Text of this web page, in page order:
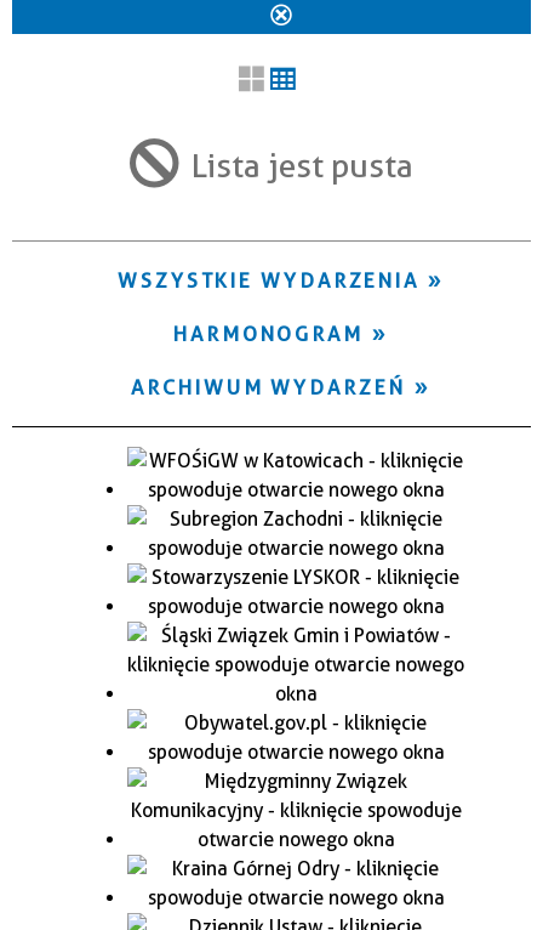
Trwające w zakresie
filtr
Lista jest pusta
WSZYSTKIE WYDARZENIA
HARMONOGRAM
ARCHIWUM WYDARZEŃ